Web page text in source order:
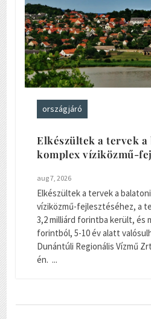
országjáró
Elkészültek a tervek
komplex víziközmű-
aug 7, 2026
Elkészültek a tervek a
víziközmű-fejlesztéséhez, a
3,2 milliárd forintba került, és
forintból, 5-10 év alatt
Dunántúli Regionális Vízmű
én. ...